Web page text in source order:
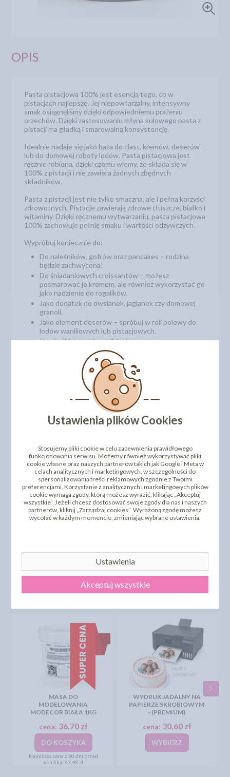
OPIS
Pasta pistacjowa 100% jest esencją tego, co w
pistacjach najlepsze. Jej niepowtarzalny, intensywny
smak osiągnęliśmy dzięki odpowiedniemu prażeniu
orzechów. Dzięki zastosowaniu młyna kulowego pasta z
pistacji ma gładką i smarowalną konsystencję.
Idealnie nadaje się jako baza do ciast, kremów, deserów
lub do domowej roboty lodów. Pasta pistacjowa jest
ręcznie robiona, dzięki czemu wiemy, że składa się w
100% z pistacji i nie zawiera żadnych zbędnych
składników.
Pasta z pistacji jest nie tylko smaczna, ale i pełna korzyści
zdrowotnych. Pistacje zawierają zdrowe tłuszcze, białko i
witaminy. Dzięki ręcznemu wytwarzaniu, pasta pistacjowa
100% zachowuje pełnię smaku i wartości odżywczych.
Wypróbuj koniecznie do:
Do naleśników, gofrów oraz pancakes – rodzina
będzie zachwycona!
Do śniadaniowych croissantów – możesz
posmarować je kremem, ale również wykorzystać go
jako nadzienie do rogalików.
Jako dodatek do owsianek, jaglanek czy domowej
granoli.
Jako element deserów – spróbuj w roli polewy do
lodów waniliowych lub pistacjowych.
Do słodkich tart i serników!
DODAJ SWOJĄ OPINIĘ
PRODUKTY PODOBNE
INNI KLIENCI KUPILI TEŻ
MASA DO
MODELOWANIA
MODECOR BIAŁA 1KG
cena: 36,70 zł
DO KOSZYKA
Najniższa cena z 30 dni przed
obniżką: 47,42 zł
WYDRUK JADALNY NA
PAPIERZE SKROBIOWYM
- (PREMIUM)
cena: 30,60 zł
WYBIERZ
Ustawienia plików Cookies
Stosujemy pliki cookie w celu zapewnienia prawidłowego
funkcjonowania serwisu. Możemy również wykorzystywać pliki
cookie własne oraz naszych partnerów takich jak Google i Meta w
celach analitycznych i marketingowych, w szczególności do
spersonalizowania treści reklamowych zgodnie z Twoimi
preferencjami. Korzystanie z analitycznych i marketingowych plików
cookie wymaga zgody, którą możesz wyrazić, klikając „Akceptuj
wszystkie”. Jeżeli chcesz dostosować swoje zgody dla nas i naszych
partnerów, kliknij „Zarządzaj cookies”. Wyrażoną zgodę możesz
wycofać w każdym momencie, zmieniając wybrane ustawienia.
Ustawienia
Akceptuj wszystkie